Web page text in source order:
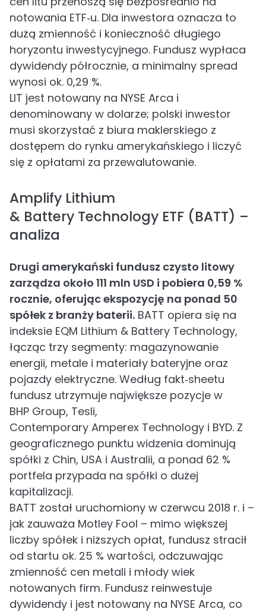
notowania ETF‑u. Dla inwestora oznacza to
dużą zmienność i konieczność długiego
horyzontu inwestycyjnego. Fundusz wypłaca
dywidendy półrocznie, a minimalny spread
wynosi ok. 0,29 %.
LIT jest notowany na NYSE Arca i
denominowany w dolarze; polski inwestor
musi skorzystać z biura maklerskiego z
dostępem do rynku amerykańskiego i liczyć
się z opłatami za przewalutowanie.
Amplify Lithium
& Battery Technology ETF (BATT) –
analiza
Drugi amerykański fundusz czysto litowy
zarządza około 111 mln USD i pobiera 0,59 %
rocznie, oferując ekspozycję na ponad 50
spółek z branży baterii. BATT opiera się na
indeksie EQM Lithium & Battery Technology,
łącząc trzy segmenty: magazynowanie
energii, metale i materiały bateryjne oraz
pojazdy elektryczne. Według fakt‑sheetu
fundusz utrzymuje największe pozycje w
BHP Group, Tesli,
Contemporary Amperex Technology i BYD. Z
geograficznego punktu widzenia dominują
spółki z Chin, USA i Australii, a ponad 62 %
portfela przypada na spółki o dużej
kapitalizacji.
BATT został uruchomiony w czerwcu 2018 r. i –
jak zauważa Motley Fool – mimo większej
liczby spółek i niższych opłat, fundusz stracił
od startu ok. 25 % wartości, odczuwając
zmienność cen metali i młody wiek
notowanych firm. Fundusz reinwestuje
dywidendy i jest notowany na NYSE Arca, co